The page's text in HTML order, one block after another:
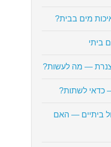
מים בבית?
ביתי
— מה לעשות?
כדאי לשתות?
ביתיים — האם